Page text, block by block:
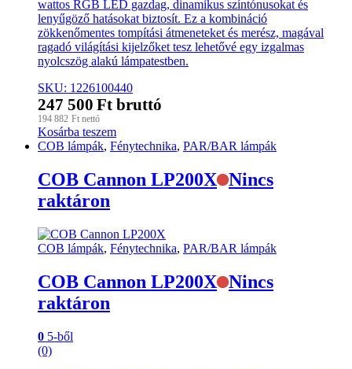
wattos RGB LED gazdag, dinamikus színtónusokat és
lenyűgöző hatásokat biztosít. Ez a kombináció
zökkenőmentes tompítási átmeneteket és merész, magával
ragadó világítási kijelzőket tesz lehetővé egy izgalmas
nyolcszög alakú lámpatestben.
SKU: 1226100440
247 500 Ft bruttó
194 882 Ft nettó
Kosárba teszem
COB lámpák, Fénytechnika, PAR/BAR lámpák
COB Cannon LP200X Nincs
raktáron
COB lámpák, Fénytechnika, PAR/BAR lámpák
COB Cannon LP200X Nincs
raktáron
0 5-ből
(0)